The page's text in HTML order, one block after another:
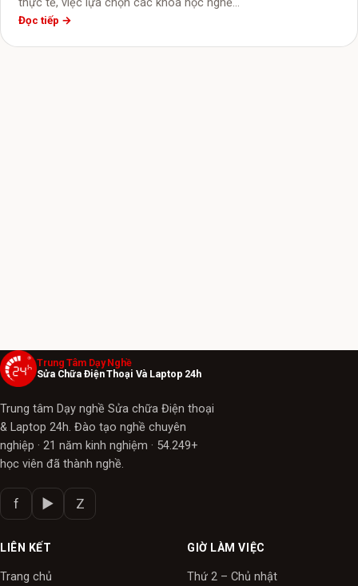
thực tế, việc lựa chọn các khóa học nghề…
Đọc tiếp →
Trung Tâm Dạy Nghề
Sửa Chữa Điện Thoại Và Laptop 24h
Trung tâm Dạy nghề Sửa chữa Điện thoại
& Laptop 24h. Đào tạo nghề chuyên
nghiệp · 21 năm kinh nghiệm · 54.249+
học viên đã thành nghề.
f ▶ Z
LIÊN KẾT
Trang chủ
GIỜ LÀM VIỆC
Thứ 2 – Chủ nhật